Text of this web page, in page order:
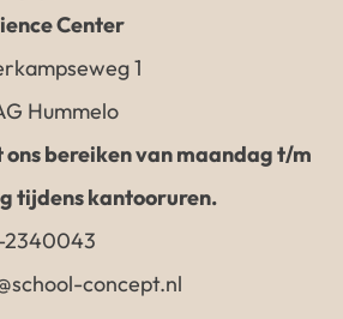
Center
1
Hummelo
ons bereiken van maandag t/m
tijdens kantooruren.
concept.nl